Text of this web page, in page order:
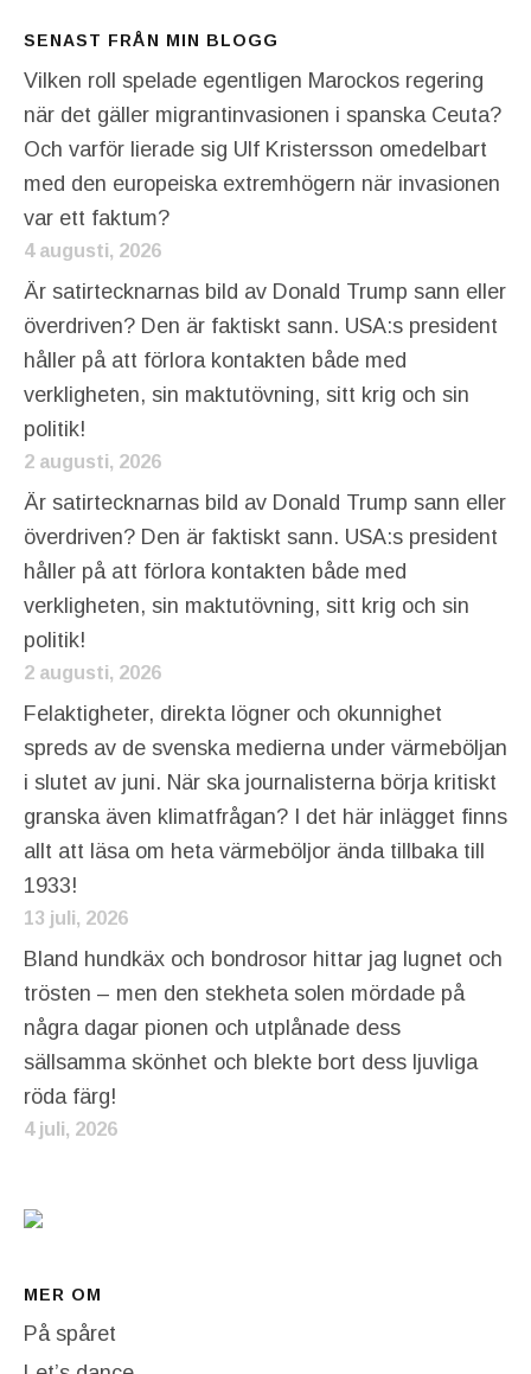
SENAST FRÅN MIN BLOGG
Vilken roll spelade egentligen Marockos regering
när det gäller migrantinvasionen i spanska Ceuta?
Och varför lierade sig Ulf Kristersson omedelbart
med den europeiska extremhögern när invasionen
var ett faktum?
4 augusti, 2026
Är satirtecknarnas bild av Donald Trump sann eller
överdriven? Den är faktiskt sann. USA:s president
håller på att förlora kontakten både med
verkligheten, sin maktutövning, sitt krig och sin
politik!
2 augusti, 2026
Är satirtecknarnas bild av Donald Trump sann eller
överdriven? Den är faktiskt sann. USA:s president
håller på att förlora kontakten både med
verkligheten, sin maktutövning, sitt krig och sin
politik!
2 augusti, 2026
Felaktigheter, direkta lögner och okunnighet
spreds av de svenska medierna under värmeböljan
i slutet av juni. När ska journalisterna börja kritiskt
granska även klimatfrågan? I det här inlägget finns
allt att läsa om heta värmeböljor ända tillbaka till
1933!
13 juli, 2026
Bland hundkäx och bondrosor hittar jag lugnet och
trösten – men den stekheta solen mördade på
några dagar pionen och utplånade dess
sällsamma skönhet och blekte bort dess ljuvliga
röda färg!
4 juli, 2026
MER OM
På spåret